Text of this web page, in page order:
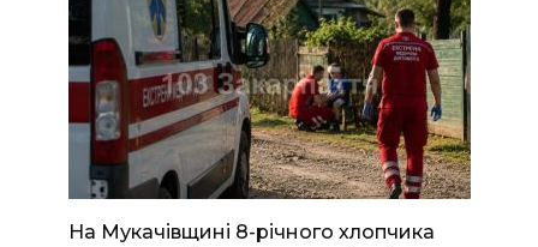
На Мукачівщині 8-річного хлопчика